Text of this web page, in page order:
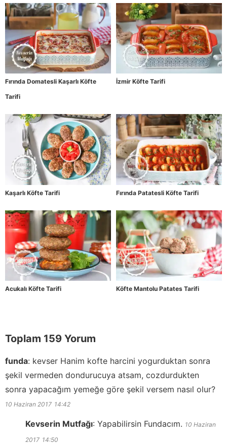
Fırında Domatesli Kaşarlı Köfte
Tarifi
İzmir Köfte Tarifi
Kaşarlı Köfte Tarifi Fırında Patatesli Köfte Tarifi
Acukalı Köfte Tarifi Köfte Mantolu Patates Tarifi
Toplam 159 Yorum
funda: kevser Hanim kofte harcini yogurduktan sonra
şekil vermeden dondurucuya atsam, cozdurdukten
sonra yapacağım yemeğe göre şekil versem nasıl olur?
10 Haziran 2017 14:42
Kevserin Mutfağı: Yapabilirsin Fundacım. 10 Haziran
2017 14:50